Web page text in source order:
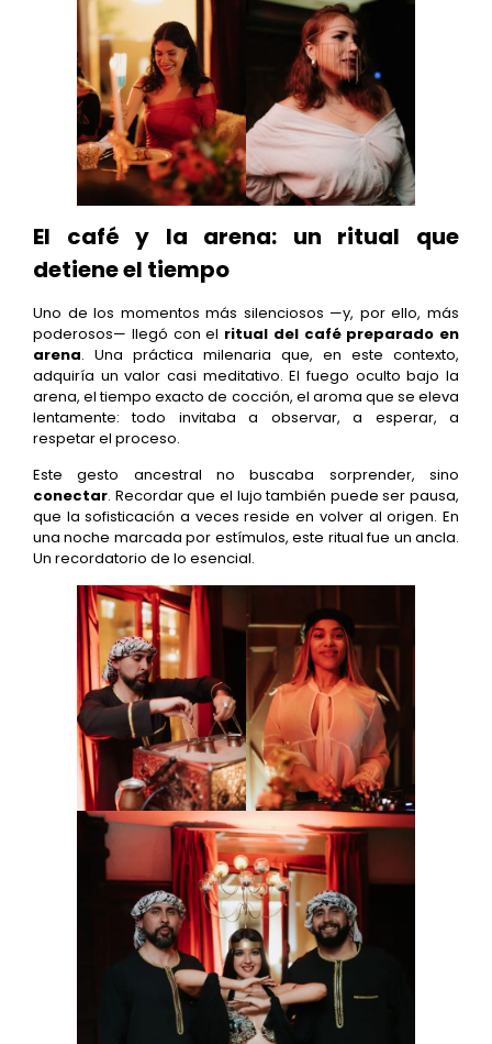
El café y la arena: un ritual que
detiene el tiempo
Uno de los momentos más silenciosos —y, por ello, más
poderosos— llegó con el ritual del café preparado en
arena. Una práctica milenaria que, en este contexto,
adquiría un valor casi meditativo. El fuego oculto bajo la
arena, el tiempo exacto de cocción, el aroma que se eleva
lentamente: todo invitaba a observar, a esperar, a
respetar el proceso.
Este gesto ancestral no buscaba sorprender, sino
conectar. Recordar que el lujo también puede ser pausa,
que la sofisticación a veces reside en volver al origen. En
una noche marcada por estímulos, este ritual fue un ancla.
Un recordatorio de lo esencial.